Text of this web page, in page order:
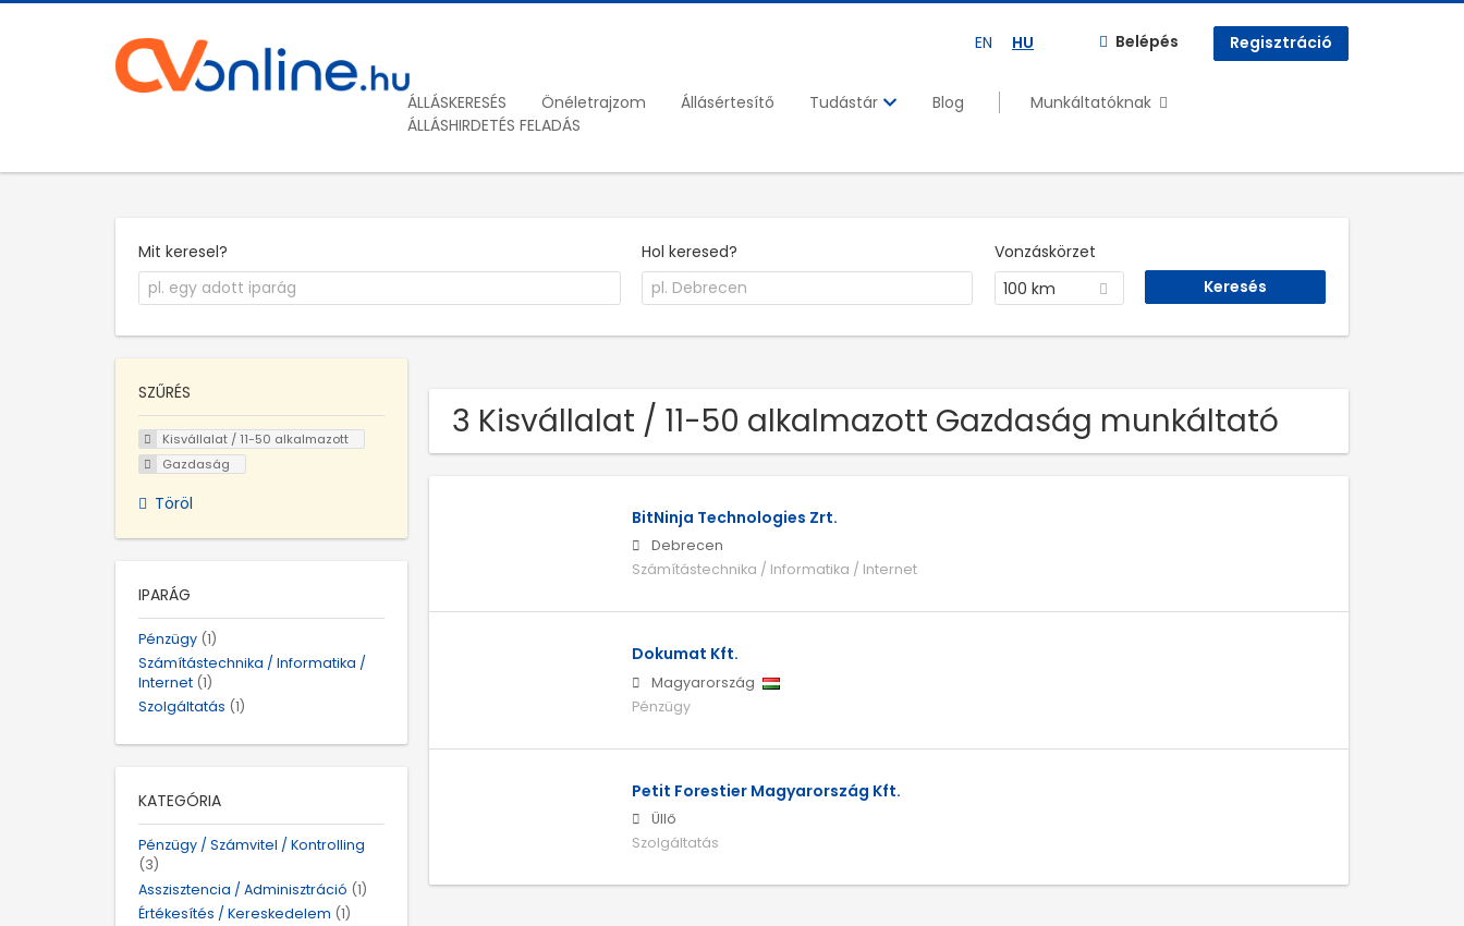
EN HU Belépés Regisztráció
ÁLLÁSKERESÉS Önéletrajzom Állásértesítő Tudástár Blog
Munkáltatóknak
ÁLLÁSHIRDETÉS FELADÁS
Mit keresel? Hol keresed?
Vonzáskörzet
100 km
3 Kisvállalat / 11-50 alkalmazott Gazdaság munkáltató
BitNinja Technologies Zrt.
Debrecen
Számítástechnika / Informatika / Internet
Dokumat Kft.
Magyarország
Pénzügy
Petit Forestier Magyarország Kft.
Üllő
Szolgáltatás
SZŰRÉS
Kisvállalat / 11-50 alkalmazott
Gazdaság
Töröl
IPARÁG
Pénzügy (1)
Számítástechnika / Informatika /
Internet (1)
Szolgáltatás (1)
KATEGÓRIA
Pénzügy / Számvitel / Kontrolling
(3)
Asszisztencia / Adminisztráció (1)
Értékesítés / Kereskedelem (1)